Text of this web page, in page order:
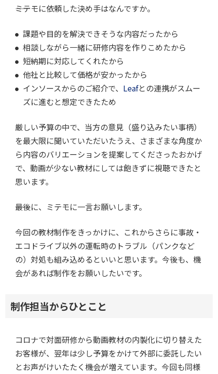
――ミテモに依頼した決め手はなんですか。
課題や目的を解決できそうな内容だったから
相談しながら一緒に研修内容を作りこめたから
短納期に対応してくれたから
他社と比較して価格が安かったから
インソースからのご紹介で、 Leafとの連携がスムー
ズに進むと想定できたため
厳しい予算の中で、当方の意見（盛り込みたい事柄）
を最大限に聞いていただいたうえ、さまざまな角度か
ら内容のバリエーションを提案してくださったおかげ
で、動画が少ない教材にしては飽きずに視聴できたと
思います。
――最後に、ミテモに一言お願いします。
今回の教材制作をきっかけに、これからさらに事故・
エコドライブ以外の運転時のトラブル（パンクなど
の）対処も組み込めるといいと思います。今後も、機
会があれば制作をお願いしたいです。
制作担当からひとこと
コロナで対面研修から動画教材の内製化に切り替えた
お客様が、翌年は少し予算をかけて外部に委託したい
とお声がけいたたく機会が増えています。今回も同様